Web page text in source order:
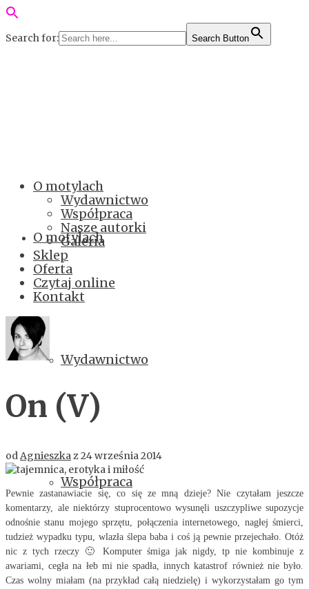
Search for: Search Button
O motylach
Wydawnictwo
Współpraca
O motylach
Wydawnictwo
Współpraca
Nasze autorki
Galeria
Sklep
Oferta
Czytaj online
Kontakt
On (V)
odAgnieszkaz24 września 2014
Pewnie zastanawiacie się, co się ze mną dzieje? Nie czytałam jeszcze
komentarzy, ale niektórzy stuprocentowo wysunęli uszczypliwe supozycje
odnośnie stanu mojego sprzętu, połączenia internetowego, nagłej śmierci,
tudzież wypadku typu, wlazła ślepa baba i coś ją pewnie przejechało. Otóż
nic z tych rzeczy 🙂 Komputer śmiga jak nigdy, tp nie kombinuje z
awariami, cegła na łeb mi nie spadła, innych katastrof również nie było.
Czas wolny miałam (na przykład całą niedzielę) i wykorzystałam go tym